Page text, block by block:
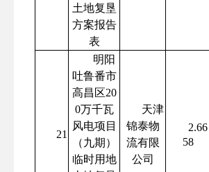
土地复垦
方案报告
表
21
明阳
吐鲁番市
高昌区20
0万千瓦
风电项目
（九期）
临时用地
天津
锦泰物
流有限
公司
2.66
58